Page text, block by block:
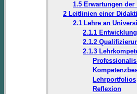
1.5 Erwartungen der
2 Leitlinien einer
2.1 Lehre an
2.1.1
2.1.2
2.1.3
Lehrportfolios
Reflexion